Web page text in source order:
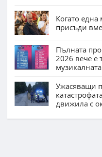
Когато
присъди
Пълната
2026 вече е
Ужасяващи
движила с